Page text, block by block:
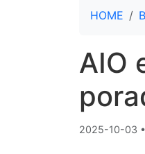
HOME
AIO
2025-10-03 •